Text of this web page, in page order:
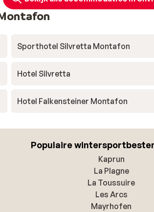
Sporthotel Silvretta Montafon
Hotel Silvretta
Hotel Falkensteiner Montafon
Populaire
Kaprun
La Plagne
La Toussuire
Les Arcs
Mayrhofen